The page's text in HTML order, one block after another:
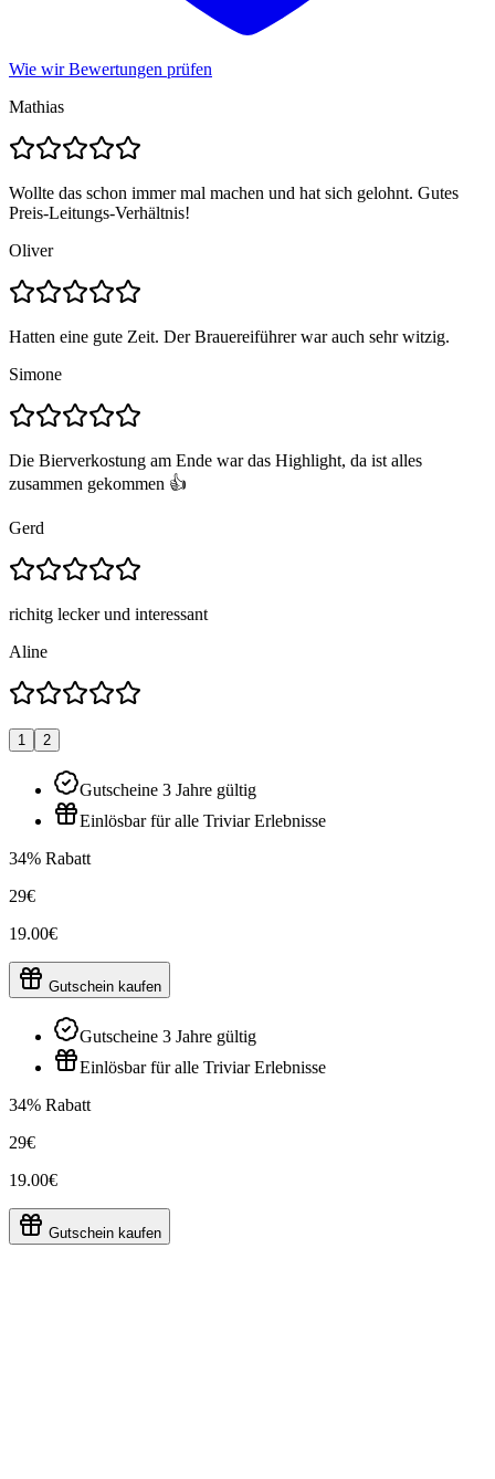
Wie wir Bewertungen prüfen
Mathias
Wollte das schon immer mal machen und hat sich gelohnt. Gutes
Preis-Leitungs-Verhältnis!
Oliver
Hatten eine gute Zeit. Der Brauereiführer war auch sehr witzig.
Simone
Die Bierverkostung am Ende war das Highlight, da ist alles
zusammen gekommen 👍
Gerd
richitg lecker und interessant
Aline
1 2
Gutscheine 3 Jahre gültig
Einlösbar für alle Triviar Erlebnisse
34% Rabatt
29€
19.00€
Gutschein kaufen
Gutscheine 3 Jahre gültig
Einlösbar für alle Triviar Erlebnisse
34% Rabatt
29€
19.00€
Gutschein kaufen